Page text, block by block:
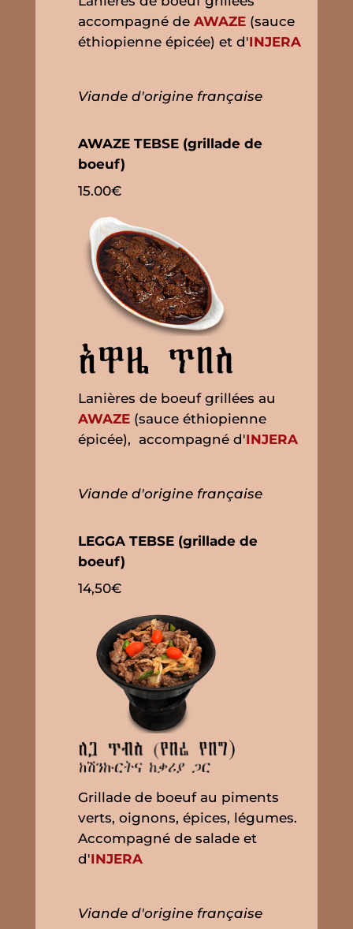
accompagné de AWAZE(sauce
éthiopienne épicée) et d'INJERA
Viande d'origine française
AWAZE TEBSE (grillade de
boeuf)
15.00€
Lanières de boeuf grillées au
AWAZE(sauce éthiopienne
épicée), accompagné d'INJERA
Viande d'origine française
LEGGA TEBSE (grillade de
boeuf)
14,50€
Grillade de boeuf au piments
verts, oignons, épices, légumes.
Accompagné de salade et
d'INJERA
Viande d'origine française